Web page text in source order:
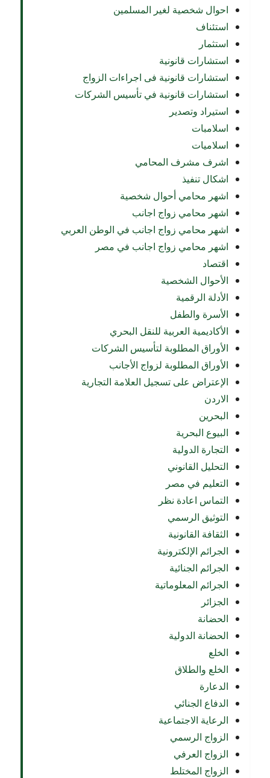
احوال شخصية لغير المسلمين
استئناف
استثمار
استشارات قانونية
استشارات قانونية فى اجراءات الزواج
استشارات قانونية في تأسيس الشركات
استيراد وتصدير
اسلامبات
اسلاميات
اشرف مشرف المحامي
اشكال تنفيذ
اشهر محامي أحوال شخصية
اشهر محامي زواج اجانب
اشهر محامي زواج اجانب في الوطن العربي
اشهر محامي زواج اجانب في مصر
اقتصاد
الأحوال الشخصية
الأدلة الرقمية
الأسرة والطفل
الأكاديمية العربية للنقل البحري
الأوراق المطلوبة لتأسيس الشركات
الأوراق المطلوبة لزواج الأجانب
الإعتراض على تسجيل العلامة التجارية
الاردن
البحرين
البيوع البحرية
التجارة الدولية
التحليل القانوني
التعليم في مصر
التماس اعادة نظر
التوثيق الرسمي
الثقافة القانونية
الجرائم الإلكترونية
الجرائم الجنائية
الجرائم المعلوماتية
الجزائر
الحضانة
الحضانة الدولية
الخلع
الخلع والطلاق
الدعارة
الدفاع الجنائي
الرعاية الاجتماعية
الزواج الرسمي
الزواج العرفي
الزواج المختلط